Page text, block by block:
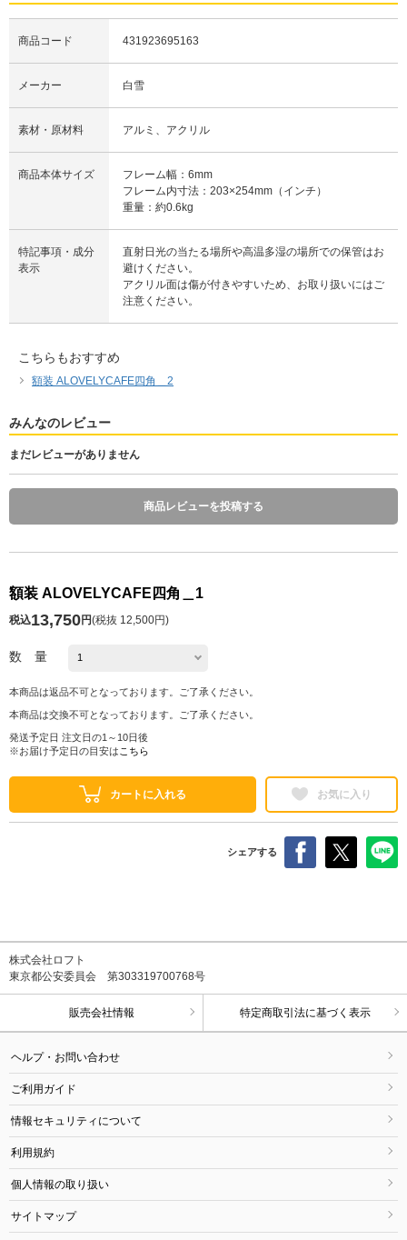
商品コード 431923695163
メーカー 白雪
素材・原材料 アルミ、アクリル
商品本体サイズ
フレーム幅：6mm
フレーム内寸法：203×254mm（インチ）
重量：約0.6kg
特記事項・成分
表示
直射日光の当たる場所や高温多湿の場所での保管はお
避けください。
アクリル面は傷が付きやすいため、お取り扱いにはご
注意ください。
こちらもおすすめ
額装 ALOVELYCAFE四角＿2
みんなのレビュー
まだレビューがありません
商品レビューを投稿する
額装 ALOVELYCAFE四角＿1
税込13,750円(税抜 12,500円)
数 量
本商品は返品不可となっております。ご了承ください。
本商品は交換不可となっております。ご了承ください。
発送予定日 注文日の1～10日後
※お届け予定日の目安は こちら
カートに入れる お気に入り
シェアする
株式会社ロフト
東京都公安委員会 第303319700768号
販売会社情報 特定商取引法に基づく表示
ヘルプ・お問い合わせ
ご利用ガイド
情報セキュリティについて
利用規約
個人情報の取り扱い
サイトマップ